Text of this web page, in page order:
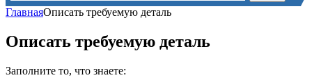
ГлавнаяОписать требуемую деталь
Описать требуемую деталь
Заполните то, что знаете: